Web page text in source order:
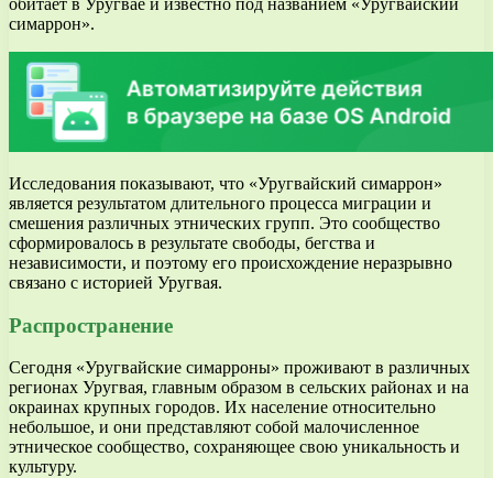
обитает в Уругвае и известно под названием «Уругвайский
симаррон».
Исследования показывают, что «Уругвайский симаррон»
является результатом длительного процесса миграции и
смешения различных этнических групп. Это сообщество
сформировалось в результате свободы, бегства и
независимости, и поэтому его происхождение неразрывно
связано с историей Уругвая.
Распространение
Сегодня «Уругвайские симарроны» проживают в различных
регионах Уругвая, главным образом в сельских районах и на
окраинах крупных городов. Их население относительно
небольшое, и они представляют собой малочисленное
этническое сообщество, сохраняющее свою уникальность и
культуру.